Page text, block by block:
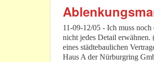
11-09-12/05 - Ich muss
nicht jedes Detail erwähnen.
eines städtebaulichen
Haus A der Nürburgring